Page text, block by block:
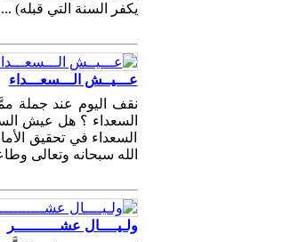
يكفر السنة التي قبله)
عـــيــش الـــسعـــداء
نقف اليوم عند جملة
السعداء ؟ هل عيش
السعداء في تحقيق
الله سبحانه وتعالى
ولـيــــال عشــــــــــر